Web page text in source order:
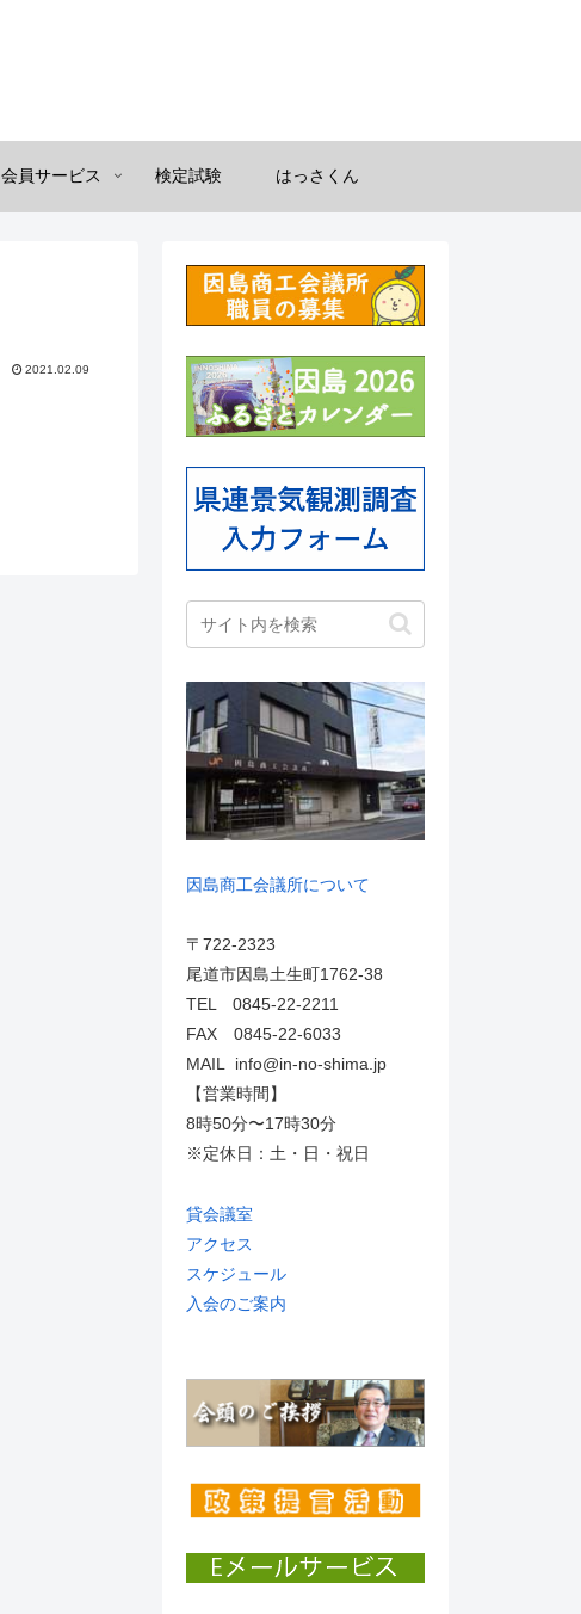
会員サービス 検定試験 はっさくん
2021.02.09
因島商工会議所について
〒722-2323
尾道市因島土生町1762-38
TEL 0845-22-2211
FAX 0845-22-6033
MAIL info@in-no-shima.jp
【営業時間】
8時50分〜17時30分
※定休日：土・日・祝日
貸会議室
アクセス
スケジュール
入会のご案内